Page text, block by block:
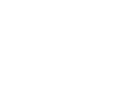
im Fall der Einfuhr
Herkunft zur
Menschen
Einfuhr